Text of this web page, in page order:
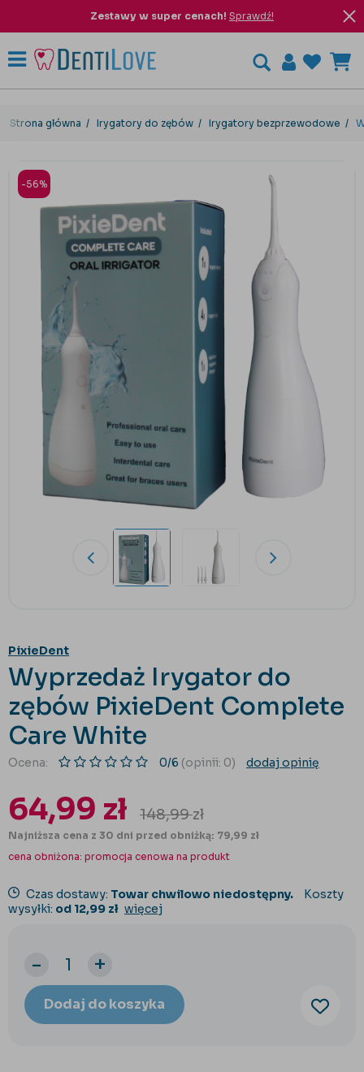
Zestawy w super cenach! Sprawdź!
Strona główna Irygatory do zębów Irygatory bezprzewodowe
-56%
PixieDent
Wyprzedaż Irygator do
zębów PixieDent Complete
Care White
Ocena: 0/6 (opinii: 0) dodaj opinię
64,99 zł 148,99zł
Najniższa cena z 30 dni przed obniżką: 79,99 zł
cena obniżona: promocja cenowa na produkt
Czas dostawy: Towar chwilowo niedostępny.
Koszty
wysyłki: od 12,99 zł więcej
- +
Dodaj do koszyka